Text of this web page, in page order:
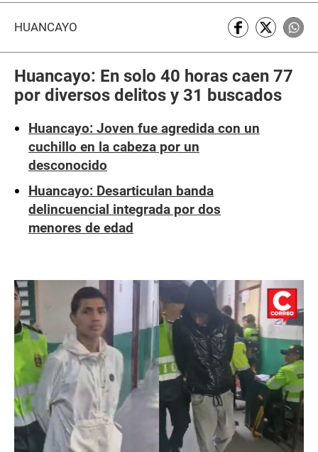
HUANCAYO
Huancayo: En solo 40 horas caen 77
por diversos delitos y 31 buscados
Huancayo: Joven fue agredida con un
cuchillo en la cabeza por un
desconocido
Huancayo: Desarticulan banda
delincuencial integrada por dos
menores de edad